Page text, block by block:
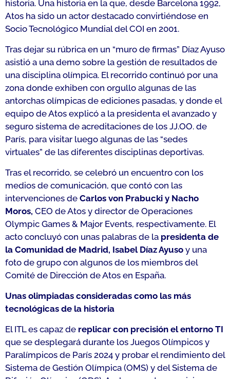
historia. Una historia en la que, desde Barcelona 1992,
Atos ha sido un actor destacado convirtiéndose en
Socio Tecnológico Mundial del COI en 2001.
Tras dejar su rúbrica en un “muro de firmas” Díaz Ayuso
asistió a una demo sobre la gestión de resultados de
una disciplina olímpica. El recorrido continuó por una
zona donde exhiben con orgullo algunas de las
antorchas olímpicas de ediciones pasadas, y donde el
equipo de Atos explicó a la presidenta el avanzado y
seguro sistema de acreditaciones de los JJ.OO. de
París, para visitar luego algunas de las “sedes
virtuales” de las diferentes disciplinas deportivas.
Tras el recorrido, se celebró un encuentro con los
medios de comunicación, que contó con las
intervenciones de Carlos von Prabucki y Nacho
Moros, CEO de Atos y director de Operaciones
Olympic Games & Major Events, respectivamente. El
acto concluyó con unas palabras de la presidenta de
la Comunidad de Madrid, Isabel Díaz Ayuso y una
foto de grupo con algunos de los miembros del
Comité de Dirección de Atos en España.
Unas olimpiadas consideradas como las más
tecnológicas de la historia
El ITL es capaz de replicar con precisión el entorno TI
que se desplegará durante los Juegos Olímpicos y
Paralímpicos de París 2024 y probar el rendimiento del
Sistema de Gestión Olímpica (OMS) y del Sistema de